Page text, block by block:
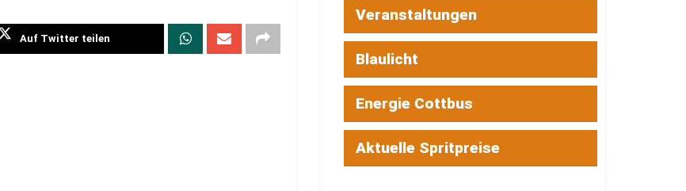
Auf Twitter teilen
Veranstaltungen
Blaulicht
Energie Cottbus
Aktuelle Spritpreise